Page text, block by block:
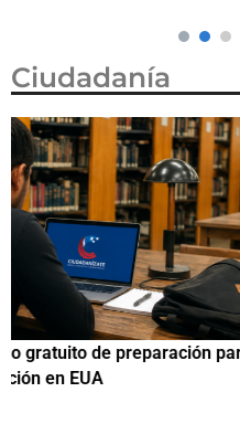
Ciudadanía
Si eres residente ingresa a
de preparación para el